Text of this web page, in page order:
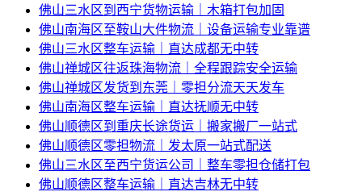
佛山三水区到西宁货物运输｜木箱打包加固
佛山南海区至鞍山大件物流｜设备运输专业靠谱
佛山三水区整车运输｜直达成都无中转
佛山禅城区往返珠海物流｜全程跟踪安全运输
佛山禅城区发货到东莞｜零担分流天天发车
佛山南海区整车运输｜直达抚顺无中转
佛山顺德区到重庆长途货运｜搬家搬厂一站式
佛山顺德区零担物流｜发太原一站式配送
佛山三水区至西宁货运公司｜整车零担仓储打包
佛山顺德区整车运输｜直达吉林无中转